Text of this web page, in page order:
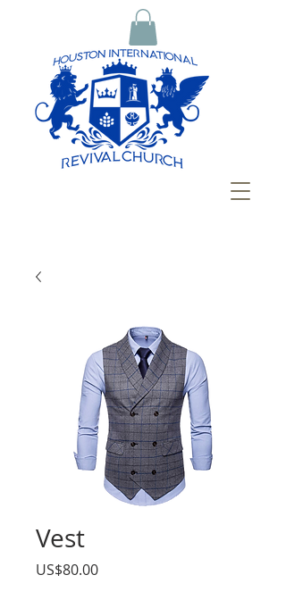
Vest
US$80.00價